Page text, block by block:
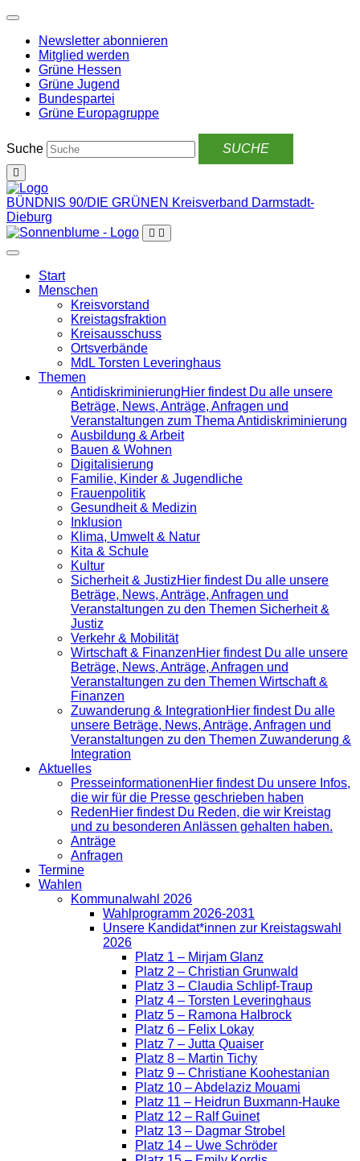
Weiter
Inhalt
Newsletter abonnieren
Mitglied werden
Grüne Hessen
Grüne Jugend
Bundespartei
Grüne Europagruppe
Suche
BÜNDNIS 90/DIE GRÜNEN Kreisverband Darmstadt-
Dieburg
Start
Menschen
Kreisvorstand
Kreistagsfraktion
Kreisausschuss
Ortsverbände
MdL Torsten Leveringhaus
Themen
Antidiskrimi­nierungHier findest Du alle unsere
Beträge, News, Anträge, Anfragen und
Veranstaltungen zum Thema Antidiskriminierung
Ausbildung & Arbeit
Bauen & Wohnen
Digitalisierung
Familie, Kinder & Jugendliche
Frauenpolitik
Gesundheit & Medizin
Inklusion
Klima, Umwelt & Natur
Kita & Schule
Kultur
Sicherheit & JustizHier findest Du alle unsere
Beträge, News, Anträge, Anfragen und
Veranstaltungen zu den Themen Sicherheit &
Justiz
Verkehr & Mobilität
Wirtschaft & FinanzenHier findest Du alle unsere
Beträge, News, Anträge, Anfragen und
Veranstaltungen zu den Themen Wirtschaft &
Finanzen
Zuwanderung & IntegrationHier findest Du alle
unsere Beträge, News, Anträge, Anfragen und
Veranstaltungen zu den Themen Zuwanderung &
Integration
Aktuelles
Presse­informationenHier findest Du unsere Infos,
die wir für die Presse geschrieben haben
RedenHier findest Du Reden, die wir Kreistag
und zu besonderen Anlässen gehalten haben.
Anträge
Anfragen
Termine
Wahlen
Kommunalwahl 2026
Wahlprogramm 2026-2031
Unsere Kandidat*innen zur Kreistagswahl
2026
Platz 1 – Mirjam Glanz
Platz 2 – Christian Grunwald
Platz 3 – Claudia Schlipf-Traup
Platz 4 – Torsten Leveringhaus
Platz 5 – Ramona Halbrock
Platz 6 – Felix Lokay
Platz 7 – Jutta Quaiser
Platz 8 – Martin Tichy
Platz 9 – Christiane Koohestanian
Platz 10 – Abdelaziz Mouami
Platz 11 – Heidrun Buxmann-Hauke
Platz 12 – Ralf Guinet
Platz 13 – Dagmar Strobel
Platz 14 – Uwe Schröder